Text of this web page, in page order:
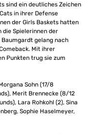
sind ein deutliches Zeichen
in ihrer Defense
der Girls Baskets hatten
die Spielerinnen der
gelang nach
Mit ihrer
Punkten trug sie zum
Sohn (17/8
Merit Brennecke (8/12
Lara Rohkohl (2), Sina
Sophie Haselmeyer,